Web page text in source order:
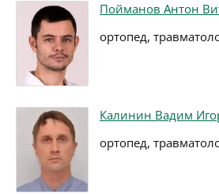
Пойманов Антон
ортопед,
Калинин Вадим
ортопед,